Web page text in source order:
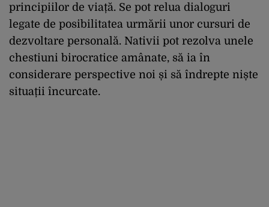
principiilor de viață. Se pot relua dialoguri
legate de posibilitatea urmării unor cursuri de
dezvoltare personală. Nativii pot rezolva unele
chestiuni birocratice amânate, să ia în
considerare perspective noi și să îndrepte niște
situații încurcate.